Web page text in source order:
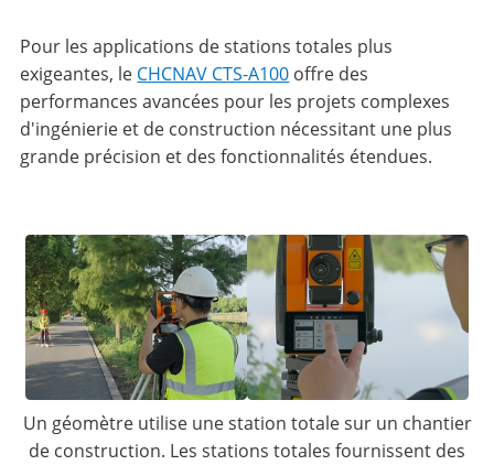
Pour les applications de stations totales plus
exigeantes, le CHCNAV CTS-A100 offre des
performances avancées pour les projets complexes
d'ingénierie et de construction nécessitant une plus
grande précision et des fonctionnalités étendues.
Un géomètre utilise une station totale sur un chantier
de construction. Les stations totales fournissent des